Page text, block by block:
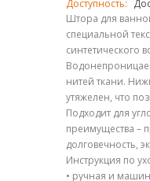
Доступность:
Штора для
специальной
синтетического
нитей ткани.
утяжелен, что
Подходит для
преимущества –
долговечность,
Инструкция по
• ручная и